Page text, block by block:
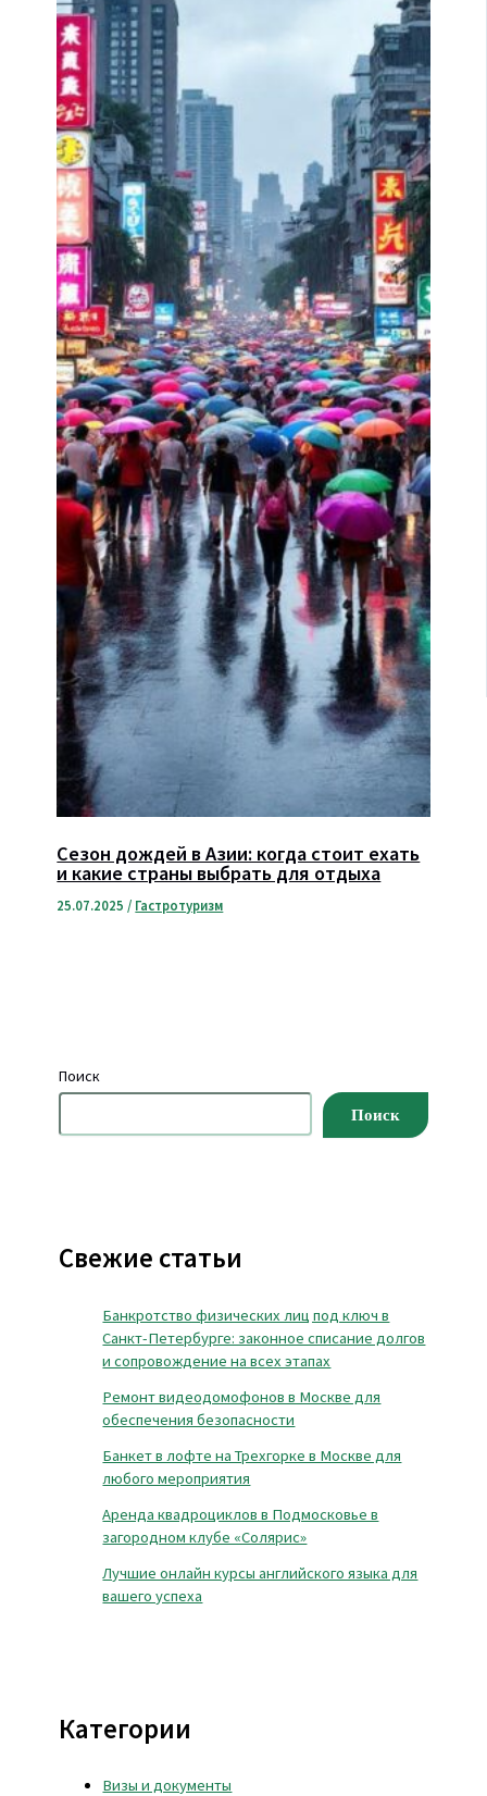
Сезон дождей в Азии: когда стоит ехать
и какие страны выбрать для отдыха
25.07.2025 / Гастротуризм
Поиск
Поиск
Свежие статьи
Банкротство физических лиц под ключ в
Санкт-Петербурге: законное списание долгов
и сопровождение на всех этапах
Ремонт видеодомофонов в Москве для
обеспечения безопасности
Банкет в лофте на Трехгорке в Москве для
любого мероприятия
Аренда квадроциклов в Подмосковье в
загородном клубе «Солярис»
Лучшие онлайн курсы английского языка для
вашего успеха
Категории
Визы и документы